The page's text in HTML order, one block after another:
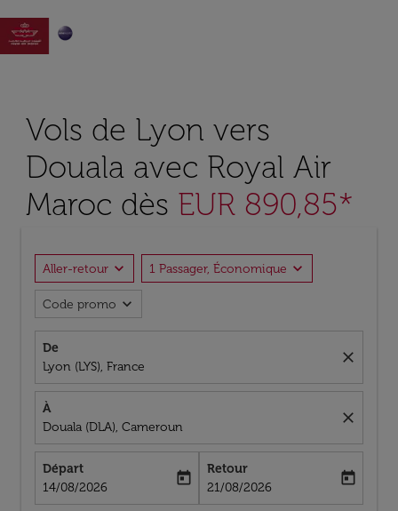

Vols de Lyon vers
Douala avec Royal Air
Maroc dès EUR 890,85*
Aller-retour expand_more 1 Passager, Économique expand_more
Code promo expand_more
De
Lyon (LYS), France
close
À
Douala (DLA), Cameroun
close
Départ
fc-booking-departure-date-aria-label
14/08/2026
today
Retour
fc-booking-return-date-aria-label
21/08/2026
today